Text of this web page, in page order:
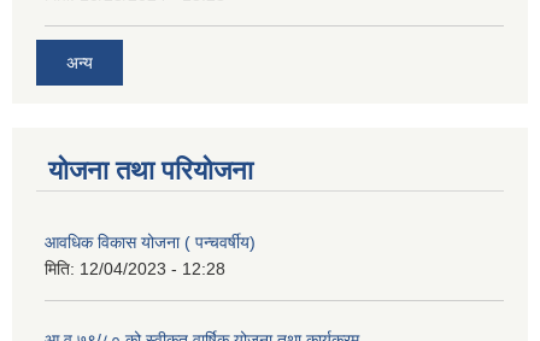
अन्य
योजना तथा परियोजना
आवधिक विकास योजना ( पन्चवर्षीय)
मिति: 12/04/2023 - 12:28